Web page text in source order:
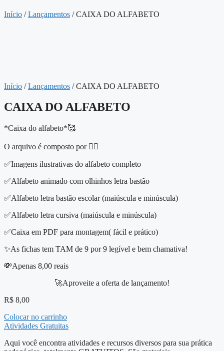
Início /Lançamentos / CAIXA DO ALFABETO
Início /Lançamentos / CAIXA DO ALFABETO
CAIXA DO ALFABETO
*Caixa do alfabeto*🥰
O arquivo é composto por 👇🏻
✅Imagens ilustrativas do alfabeto completo
✅Alfabeto animado com olhinhos letra bastão
✅Alfabeto letra bastão escolar (maiúscula e minúscula)
✅Alfabeto letra cursiva (maiúscula e minúscula)
✅Caixa em PDF para montagem( fácil e prático)
✨As fichas tem TAM de 9 por 9 legível e bem chamativa!
💸Apenas 8,00 reais
🚀Aproveite a oferta de lançamento!
R$ 8,00
Colocar no carrinho
Atividades Gratuitas
Aqui você encontra atividades e recursos diversos para sua prática